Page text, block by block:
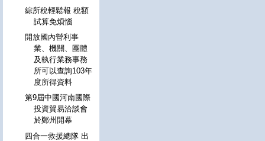
綜所稅輕鬆報 稅額
試算免煩惱
開放國內營利事
業、機關、團體
及執行業務事務
所可以查詢103年
度所得資料
第9屆中國河南國際
投資貿易洽談會
於鄭州開幕
四合一救援總隊 出